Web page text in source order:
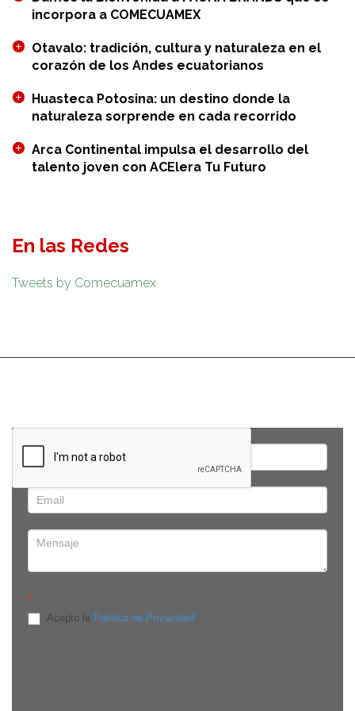
incorpora a COMECUAMEX
Otavalo: tradición, cultura y naturaleza en el
corazón de los Andes ecuatorianos
Huasteca Potosina: un destino donde la
naturaleza sorprende en cada recorrido
Arca Continental impulsa el desarrollo del
talento joven con ACElera Tu Futuro
En las Redes
Tweets by Comecuamex
*
Acepto la Política de Privacidad